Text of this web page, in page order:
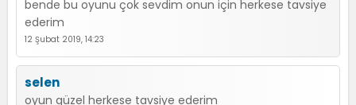
bende bu oyunu çok sevdim onun için herkese tavsiye
ederim
12 Şubat 2019, 14:23
selen
oyun güzel herkese tavsiye ederim